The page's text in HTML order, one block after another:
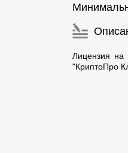
Лицензия на
"КриптоПро